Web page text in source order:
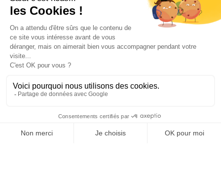
POUR PASSER LA NUIT
2
places
CONFORTS